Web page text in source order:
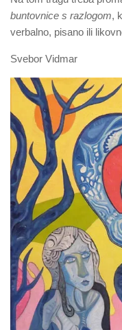
buntovnice s razlogom,
verbalno, pisano ili
Svebor Vidmar